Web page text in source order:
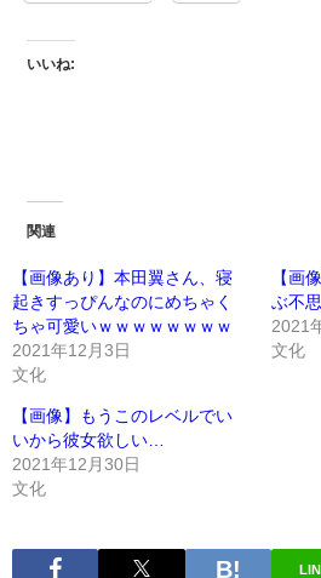
いいね:
関連
【画像あり】本田翼さん、寝
起きすっぴんなのにめちゃく
ちゃ可愛いｗｗｗｗｗｗｗｗ
2021年12月3日
文化
【画
ぶ不
2021
文化
【画像】もうこのレベルでい
いから彼女欲しい…
2021年12月30日
文化